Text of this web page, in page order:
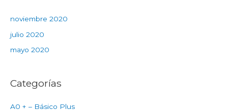
noviembre 2020
julio 2020
mayo 2020
Categorías
A0 + – Básico Plus